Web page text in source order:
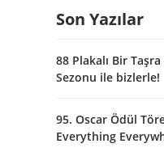
Son Yazılar
88 Plakalı Bir
Sezonu ile bizlerle!
95. Oscar Ödül
Everything